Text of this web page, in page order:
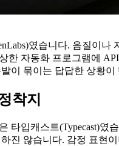
였습니다. 음질이나
한 자동화 프로그램에
이 묶이는 답답한 상황이
착지
타입캐스트(Typecast)였
진 않습니다. 감정 표현